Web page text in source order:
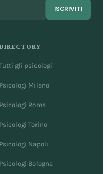
ISCRIVITI
gli psicologi
Psicologi Milano
Psicologi Roma
Psicologi Torino
Psicologi Napoli
Psicologi Bologna